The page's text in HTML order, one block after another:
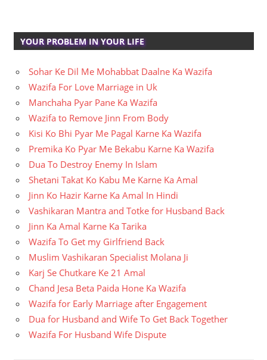
YOUR PROBLEM IN YOUR LIFE
Sohar Ke Dil Me Mohabbat Daalne Ka Wazifa
Wazifa For Love Marriage in Uk
Manchaha Pyar Pane Ka Wazifa
Wazifa to Remove Jinn From Body
Kisi Ko Bhi Pyar Me Pagal Karne Ka Wazifa
Premika Ko Pyar Me Bekabu Karne Ka Wazifa
Dua To Destroy Enemy In Islam
Shetani Takat Ko Kabu Me Karne Ka Amal
Jinn Ko Hazir Karne Ka Amal In Hindi
Vashikaran Mantra and Totke for Husband Back
Jinn Ka Amal Karne Ka Tarika
Wazifa To Get my Girlfriend Back
Muslim Vashikaran Specialist Molana Ji
Karj Se Chutkare Ke 21 Amal
Chand Jesa Beta Paida Hone Ka Wazifa
Wazifa for Early Marriage after Engagement
Dua for Husband and Wife To Get Back Together
Wazifa For Husband Wife Dispute